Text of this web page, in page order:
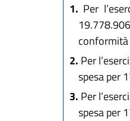
1. Per
conformità
2. Per
spesa per
3. Per
spesa per